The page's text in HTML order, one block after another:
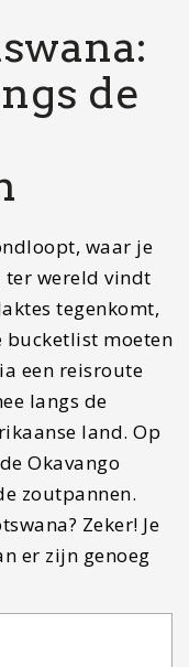
de
waar je
wereld vindt
tegenkomt,
bucketlist moeten
een reisroute
langs de
land. Op
Okavango
zoutpannen.
Zeker! Je
er zijn genoeg